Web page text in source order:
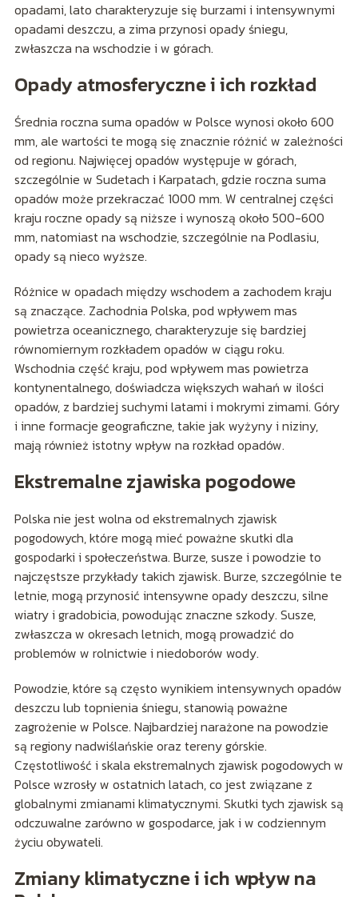
opadami, lato charakteryzuje się burzami i intensywnymi
opadami deszczu, a zima przynosi opady śniegu,
zwłaszcza na wschodzie i w górach.
Opady atmosferyczne i ich rozkład
Średnia roczna suma opadów w Polsce wynosi około 600
mm, ale wartości te mogą się znacznie różnić w zależności
od regionu. Najwięcej opadów występuje w górach,
szczególnie w Sudetach i Karpatach, gdzie roczna suma
opadów może przekraczać 1000 mm. W centralnej części
kraju roczne opady są niższe i wynoszą około 500-600
mm, natomiast na wschodzie, szczególnie na Podlasiu,
opady są nieco wyższe.
Różnice w opadach między wschodem a zachodem kraju
są znaczące. Zachodnia Polska, pod wpływem mas
powietrza oceanicznego, charakteryzuje się bardziej
równomiernym rozkładem opadów w ciągu roku.
Wschodnia część kraju, pod wpływem mas powietrza
kontynentalnego, doświadcza większych wahań w ilości
opadów, z bardziej suchymi latami i mokrymi zimami. Góry
i inne formacje geograficzne, takie jak wyżyny i niziny,
mają również istotny wpływ na rozkład opadów.
Ekstremalne zjawiska pogodowe
Polska nie jest wolna od ekstremalnych zjawisk
pogodowych, które mogą mieć poważne skutki dla
gospodarki i społeczeństwa. Burze, susze i powodzie to
najczęstsze przykłady takich zjawisk. Burze, szczególnie te
letnie, mogą przynosić intensywne opady deszczu, silne
wiatry i gradobicia, powodując znaczne szkody. Susze,
zwłaszcza w okresach letnich, mogą prowadzić do
problemów w rolnictwie i niedoborów wody.
Powodzie, które są często wynikiem intensywnych opadów
deszczu lub topnienia śniegu, stanowią poważne
zagrożenie w Polsce. Najbardziej narażone na powodzie
są regiony nadwiślańskie oraz tereny górskie.
Częstotliwość i skala ekstremalnych zjawisk pogodowych w
Polsce wzrosły w ostatnich latach, co jest związane z
globalnymi zmianami klimatycznymi. Skutki tych zjawisk są
odczuwalne zarówno w gospodarce, jak i w codziennym
życiu obywateli.
Zmiany klimatyczne i ich wpływ na